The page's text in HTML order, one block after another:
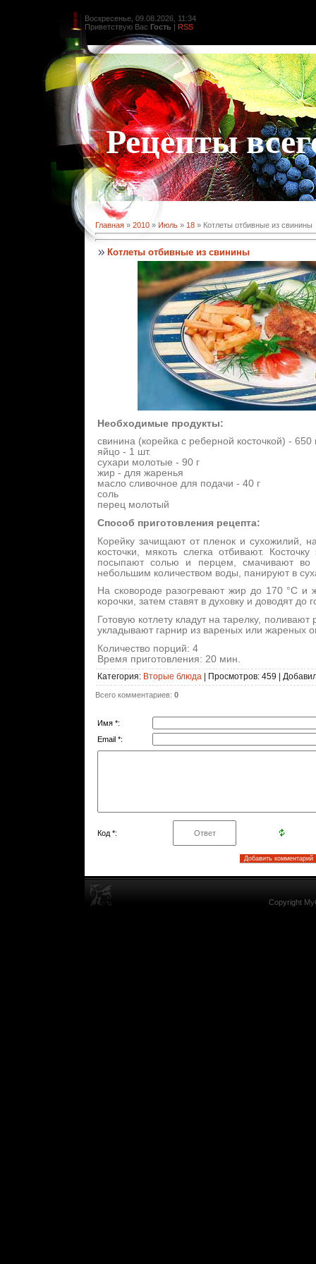
Воскресенье, 09.08.2026, 11:34
Приветствую Вас Гость | RSS
Рецепты
Главная » 2010 » Июль » 18 » Котлеты отбивные из свинины
Котлеты отбивные из свинины
Необходимые продукты:
свинина (корейка с реберной косточкой) - 650
яйцо - 1 шт.
сухари молотые - 90 г
жир - для жаренья
масло сливочное для подачи - 40 г
соль
перец молотый
Способ приготовления рецепта:
Корейку зачищают от пленок и сухожилий,
косточки, мякоть слегка отбивают.
посыпают солью и перцем, смачивают
небольшим количеством воды, панируют в
На сковороде разогревают жир до 170 °С и
корочки, затем ставят в духовку и доводят до
Готовую котлету кладут на тарелку,
укладывают гарнир из вареных или жареных
Количество порций: 4
Время приготовления: 20 мин.
Категория: Вторые блюда Просмотров: 459 |
Всего комментариев: 0
Имя *:
Email *:
Код *:
Copyright